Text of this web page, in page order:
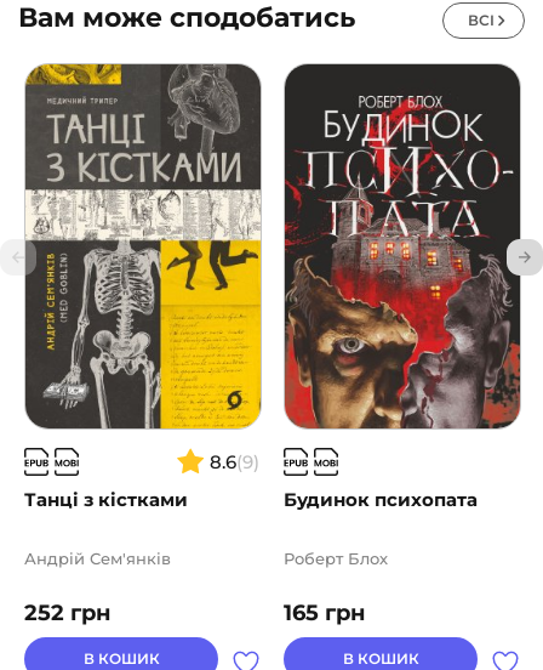
Вам може сподобатись ВСІ
8.6(9)
Танці з кістками
252 грн
Андрій Сем'янків
В КОШИК
Будинок психопата
165 грн
Роберт Блох
В КОШИК